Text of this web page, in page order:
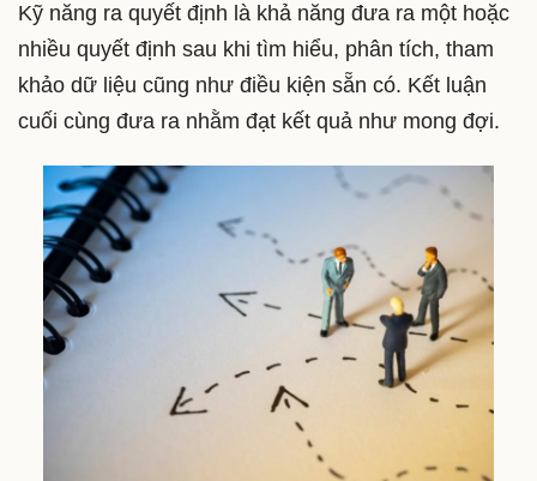
Kỹ năng ra quyết định là khả năng đưa ra một hoặc
nhiều quyết định sau khi tìm hiểu, phân tích, tham
khảo dữ liệu cũng như điều kiện sẵn có. Kết luận
cuối cùng đưa ra nhằm đạt kết quả như mong đợi.